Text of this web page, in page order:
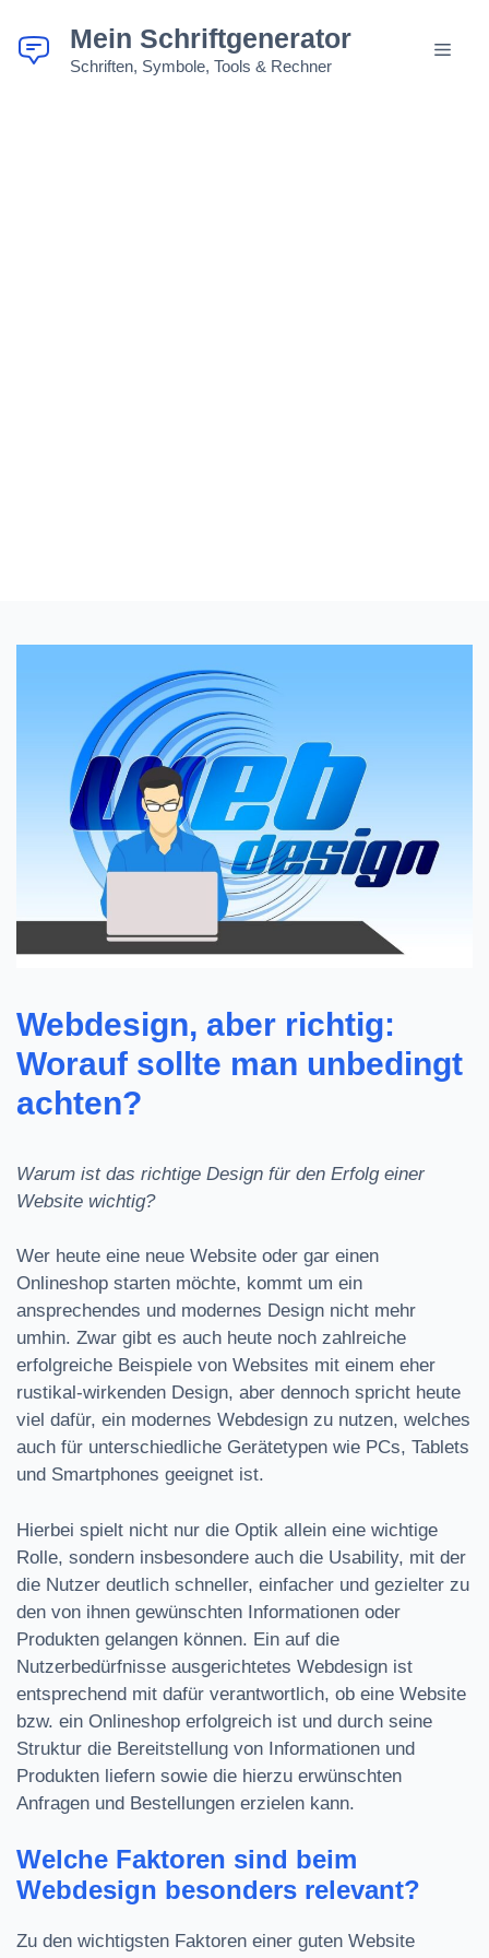
Inhalt
springen
Mein Schriftgenerator
Schriften, Symbole, Tools & Rechner
Webdesign, aber richtig:
Worauf sollte man unbedingt
achten?
Warum ist das richtige Design für den Erfolg einer
Website wichtig?
Wer heute eine neue Website oder gar einen
Onlineshop starten möchte, kommt um ein
ansprechendes und modernes Design nicht mehr
umhin. Zwar gibt es auch heute noch zahlreiche
erfolgreiche Beispiele von Websites mit einem eher
rustikal-wirkenden Design, aber dennoch spricht heute
viel dafür, ein modernes Webdesign zu nutzen, welches
auch für unterschiedliche Gerätetypen wie PCs, Tablets
und Smartphones geeignet ist.
Hierbei spielt nicht nur die Optik allein eine wichtige
Rolle, sondern insbesondere auch die Usability, mit der
die Nutzer deutlich schneller, einfacher und gezielter zu
den von ihnen gewünschten Informationen oder
Produkten gelangen können. Ein auf die
Nutzerbedürfnisse ausgerichtetes Webdesign ist
entsprechend mit dafür verantwortlich, ob eine Website
bzw. ein Onlineshop erfolgreich ist und durch seine
Struktur die Bereitstellung von Informationen und
Produkten liefern sowie die hierzu erwünschten
Anfragen und Bestellungen erzielen kann.
Welche Faktoren sind beim
Webdesign besonders relevant?
Zu den wichtigsten Faktoren einer guten Website